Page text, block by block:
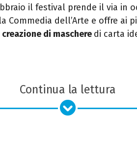
il festival prende il via in
Commedia dell’Arte e offre ai
di maschere di carta
Continua la lettura